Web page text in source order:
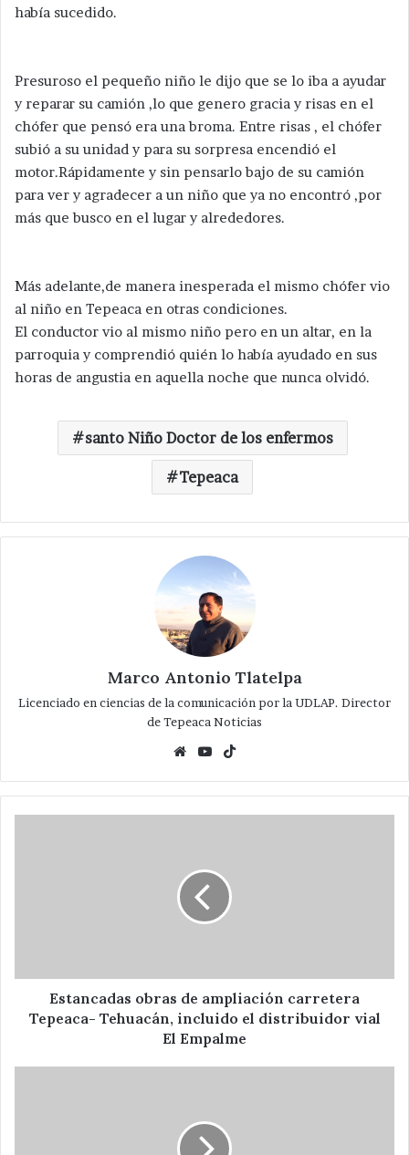
había sucedido.
Presuroso el pequeño niño le dijo que se lo iba a ayudar
y reparar su camión ,lo que genero gracia y risas en el
chófer que pensó era una broma. Entre risas , el chófer
subió a su unidad y para su sorpresa encendió el
motor.Rápidamente y sin pensarlo bajo de su camión
para ver y agradecer a un niño que ya no encontró ,por
más que busco en el lugar y alrededores.
Más adelante,de manera inesperada el mismo chófer vio
al niño en Tepeaca en otras condiciones.
El conductor vio al mismo niño pero en un altar, en la
parroquia y comprendió quién lo había ayudado en sus
horas de angustia en aquella noche que nunca olvidó.
santo Niño Doctor de los enfermos
Tepeaca
Marco Antonio Tlatelpa
Licenciado en ciencias de la comunicación por la UDLAP. Director
de Tepeaca Noticias
WebsiteYouTube
el
distribuidor
vial
Estancadas obras de ampliación carretera
Tepeaca- Tehuacán, incluido el distribuidor vial
El Empalme